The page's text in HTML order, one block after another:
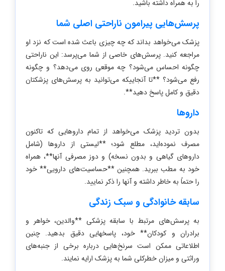
را به همراه داشته باشید.
پرسش‌هایی پیرامون ناراحتی اصلی شما
پزشک می‌خواهد بداند که چه چیزی باعث شده است که نزد او
مراجعه کنید. پرسش‌های خاصی از شما می‌پرسد: این ناراحتی
چگونه احساس می‌شود؟ چه موقعی روی می‌دهد؟ و چگونه
رفع می‌شود؟ **تا آنجاییکه می‌توانید به پرسش‌های پزشکتان
دقیق و کامل پاسخ دهید**.
داروها
بدون تردید پزشک می‌خواهد از تمام داروهایی که تاکنون
مصرف نموده‌اید، مطلع شود؛ **لیستی از داروها (شامل
داروهای گیاهی و بدون نسخه) و دوز مصرفی آنها**، همراه
خود به مطب ببرید. همچنین **حساسیت‌های دارویی** خود
را حتماً به خاطر داشته و آنها را ذکر نمایید.
سابقه خانوادگی و سبک زندگی
به پرسش‌های مرتبط با سابقه پزشکی **والدین، خواهر و
برادران و کودکان** خود، پاسخهایی دقیق بدهید. چنین
اطلاعاتی ممکن است سرنخ‌هایی درباره برخی از جنبه‌های
وراثتی و میزان خطرکلی شما به پزشک ارایه نمایند.